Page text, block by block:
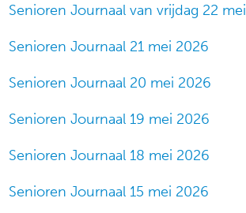
Senioren Journaal van vrijdag 22 mei
Senioren Journaal 21 mei 2026
Senioren Journaal 20 mei 2026
Senioren Journaal 19 mei 2026
Senioren Journaal 18 mei 2026
Senioren Journaal 15 mei 2026